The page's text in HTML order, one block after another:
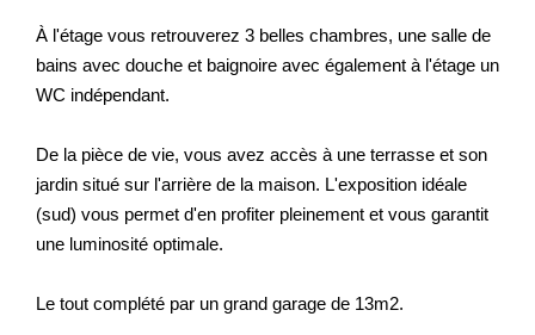
À l'étage vous retrouverez 3 belles chambres, une salle de
bains avec douche et baignoire avec également à l'étage un
WC indépendant.
De la pièce de vie, vous avez accès à une terrasse et son
jardin situé sur l'arrière de la maison. L'exposition idéale
(sud) vous permet d'en profiter pleinement et vous garantit
une luminosité optimale.
Le tout complété par un grand garage de 13m2.